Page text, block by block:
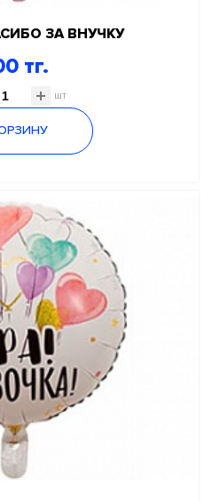
ЗА ВНУЧКУ
тг.
шт